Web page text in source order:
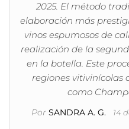
2025. El método
elaboración más
vinos espumosos de
realización de la
en la botella. Este
regiones vitivinícolas
como
Por SANDRA A. G. 14